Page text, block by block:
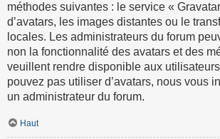
méthodes suivantes : le service «
d’avatars, les images distantes ou le
locales. Les administrateurs du forum
non la fonctionnalité des avatars et des
veuillent rendre disponible aux
pouvez pas utiliser d’avatars, nous vous
un administrateur du forum.
Haut